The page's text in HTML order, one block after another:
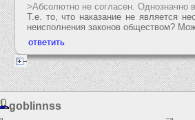
>Абсолютно не согласен. Однозначно
Т.е. то, что наказание не является
неисполнения законов обществом?
goblinnss